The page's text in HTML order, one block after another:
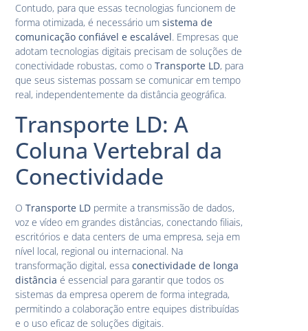
Contudo, para que essas tecnologias funcionem de
forma otimizada, é necessário umsistema de
comunicação confiável e escalável. Empresas que
adotam tecnologias digitais precisam de soluções de
conectividade robustas, como oTransporte LD, para
que seus sistemas possam se comunicar em tempo
real, independentemente da distância geográfica.
Transporte LD: A
Coluna Vertebral da
Conectividade
OTransporte LD permite a transmissão de dados,
voz e vídeo em grandes distâncias, conectando filiais,
escritórios e data centers de uma empresa, seja em
nível local, regional ou internacional. Na
transformação digital, essaconectividade de longa
distância é essencial para garantir que todos os
sistemas da empresa operem de forma integrada,
permitindo a colaboração entre equipes distribuídas
e o uso eficaz de soluções digitais.